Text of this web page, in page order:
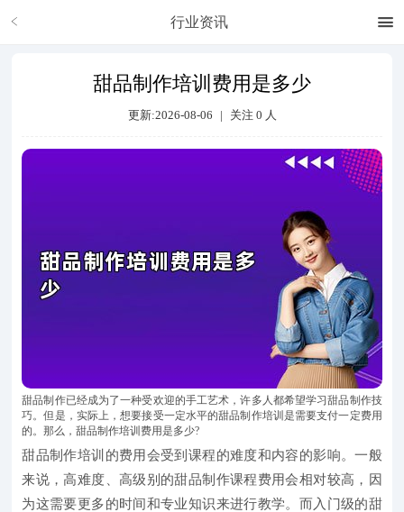
行业资讯
甜品制作培训费用是多少
更新:2026-08-06 | 关注 0 人
甜品制作已经成为了一种受欢迎的手工艺术，许多人都希望学习甜品制作技
巧。但是，实际上，想要接受一定水平的甜品制作培训是需要支付一定费用
的。那么，甜品制作培训费用是多少?
甜品制作培训的费用会受到课程的难度和内容的影响。一般
来说，高难度、高级别的甜品制作课程费用会相对较高，因
为这需要更多的时间和专业知识来进行教学。而入门级的甜